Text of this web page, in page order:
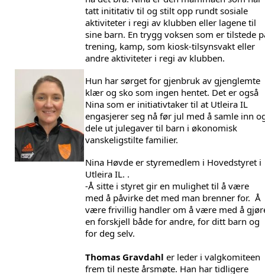
tatt inititativ til og stilt opp rundt sosiale
aktiviteter i regi av klubben eller lagene til
sine barn. En trygg voksen som er tilstede
trening, kamp, som kiosk-tilsynsvakt eller
andre aktiviteter i regi av klubben.
Hun har sørget for gjenbruk av gjenglemte
klær og sko som ingen hentet. Det er også
Nina som er initiativtaker til at Utleira IL
engasjerer seg nå før jul med å samle inn
dele ut julegaver til barn i økonomisk
vanskeligstilte familier.
Nina Høvde er styremedlem i Hovedstyret i
Utleira IL. .
-Å sitte i styret gir en mulighet til å være
med å påvirke det med man brenner for.  Å
være frivillig handler om å være med å
en forskjell både for andre, for ditt barn og
for deg selv.
Thomas Gravdahl er leder i valgkomiteen
frem til neste årsmøte. Han har tidligere